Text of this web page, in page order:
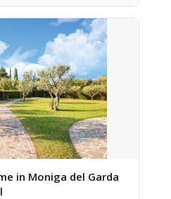
in Moniga del Garda